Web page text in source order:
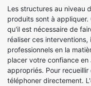
Les structures au niveau
produits sont à
qu'il est nécessaire de
réaliser ces
professionnels en la
placer votre confiance en
appropriés. Pour
téléphoner directement.